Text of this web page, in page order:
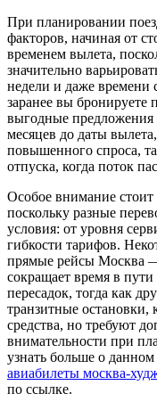
При планировании
факторов, начиная от
временем вылета,
значительно
недели и даже времени
заранее вы бронируете
выгодные предложения
месяцев до даты
повышенного спроса,
отпуска, когда поток
Особое внимание
поскольку разные
условия: от уровня
гибкости тарифов.
прямые рейсы Москва
сокращает время в пути
пересадок, тогда как
транзитные остановки,
средства, но требуют
внимательности при
узнать больше о
авиабилеты москва-
по ссылке.